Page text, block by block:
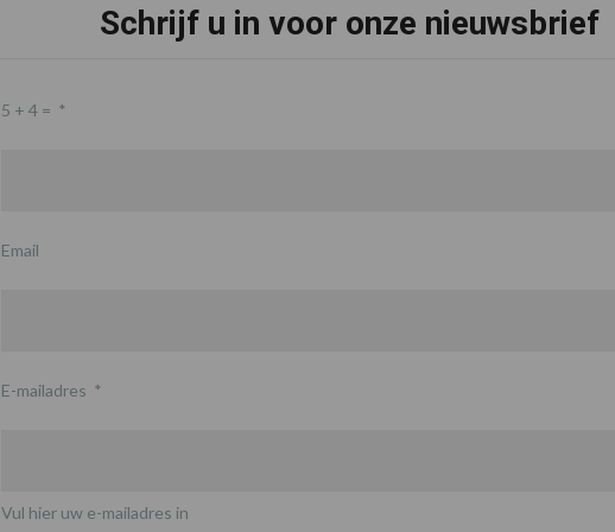
Schrijf u in voor onze nieuwsbrief
5 + 4 = *
Email
E-mailadres *
Vul hier uw e-mailadres in